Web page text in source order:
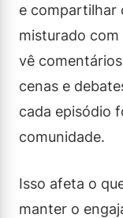
e compartilhar
misturado com
vê
cenas e
cada episódio
comunidade.
Isso afeta o
manter o